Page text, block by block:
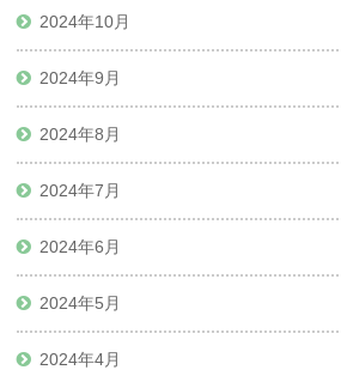
2024年10月
2024年9月
2024年8月
2024年7月
2024年6月
2024年5月
2024年4月